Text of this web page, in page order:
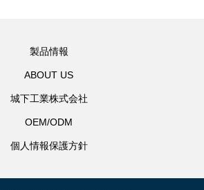
製品情報
ABOUT US
城下工業株式会社
OEM/ODM
個人情報保護方針